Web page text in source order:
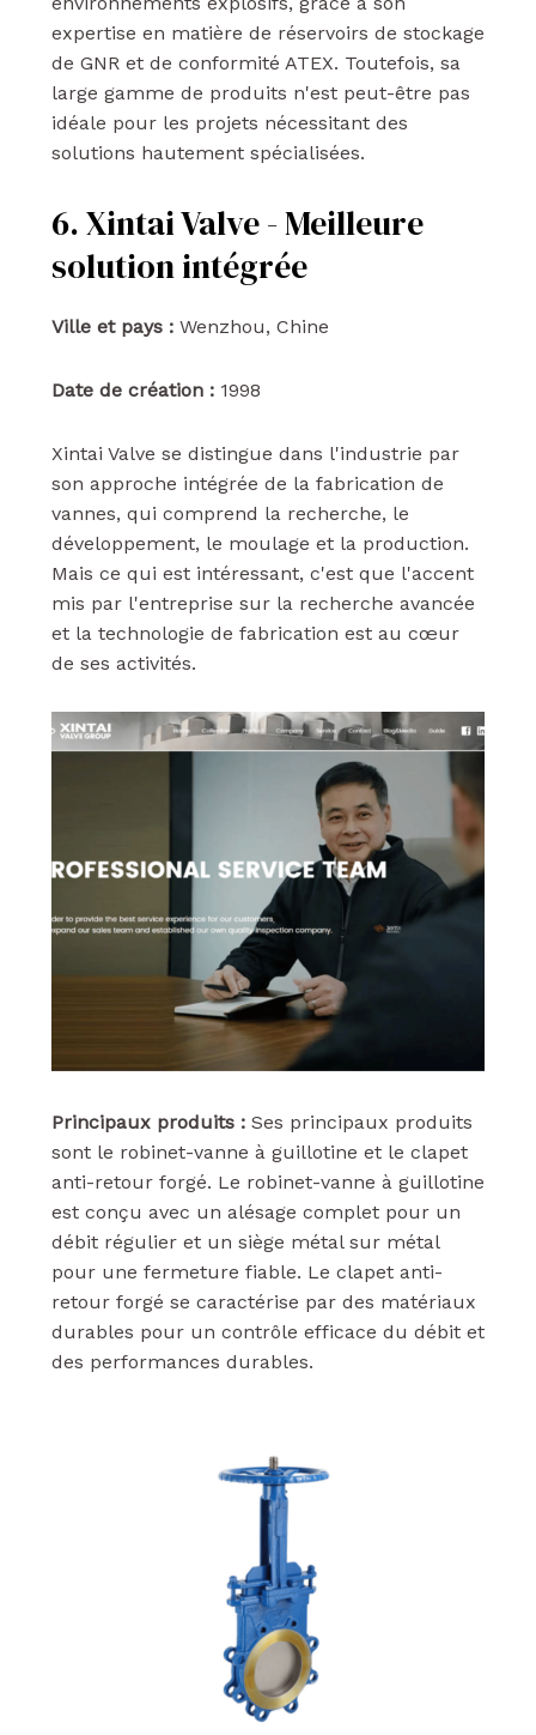
expertise en matière de réservoirs de stockage
de GNR et de conformité ATEX. Toutefois, sa
large gamme de produits n'est peut-être pas
idéale pour les projets nécessitant des
solutions hautement spécialisées.
6. Xintai Valve - Meilleure
solution intégrée
Ville et pays :Wenzhou, Chine
Date de création :1998
Xintai Valve se distingue dans l'industrie par
son approche intégrée de la fabrication de
vannes, qui comprend la recherche, le
développement, le moulage et la production.
Mais ce qui est intéressant, c'est que l'accent
mis par l'entreprise sur la recherche avancée
et la technologie de fabrication est au cœur
de ses activités.
Principaux produits :Ses principaux produits
sont le robinet-vanne à guillotine et le clapet
anti-retour forgé. Le robinet-vanne à guillotine
est conçu avec un alésage complet pour un
débit régulier et un siège métal sur métal
pour une fermeture fiable. Le clapet anti-
retour forgé se caractérise par des matériaux
durables pour un contrôle efficace du débit et
des performances durables.